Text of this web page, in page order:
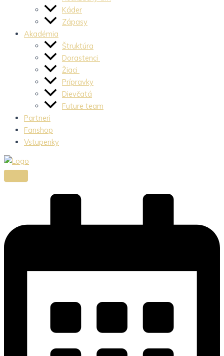
Káder
Zápasy
Akadémia
Štruktúra
Dorastenci
Žiaci
Prípravky
Dievčatá
Future team
Partneri
Fanshop
Vstupenky